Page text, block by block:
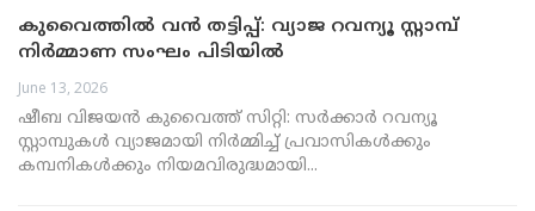
കുവൈത്തിൽ വൻ തട്ടിപ്പ്: വ്യാജ റവന്യൂ സ്റ്റാമ്പ്
നിർമ്മാണ സംഘം പിടിയിൽ
June 13, 2026
ഷീബ വിജയൻ കുവൈത്ത് സിറ്റി: സർക്കാർ റവന്യൂ
സ്റ്റാമ്പുകൾ വ്യാജമായി നിർമ്മിച്ച് പ്രവാസികൾക്കും
കമ്പനികൾക്കും നിയമവിരുദ്ധമായി...